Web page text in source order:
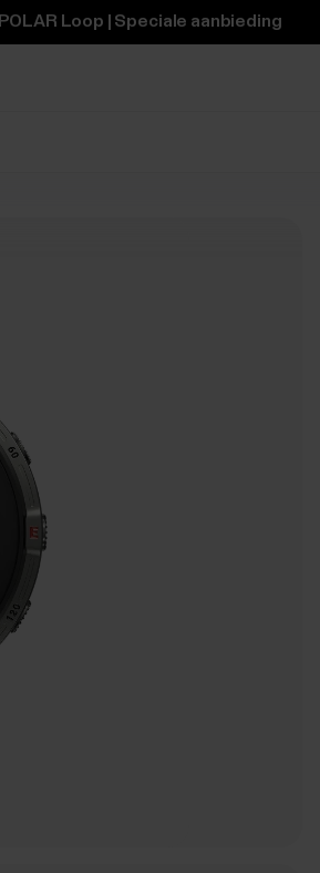
POLAR Loop | Speciale aanbieding